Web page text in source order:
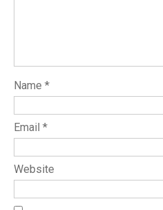
Name *
Email *
Website